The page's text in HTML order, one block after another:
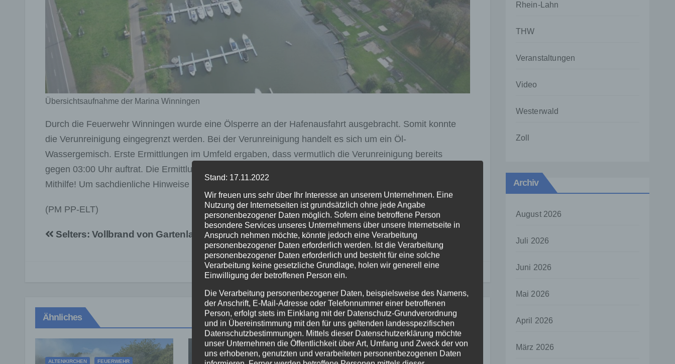
Übersichtsaufnahme der Marina Winningen
Durch die Feuerwehr Winningen wurde eine Ölsperre an der Hafenausfahrt ausgebracht. Somit konnte
die Verunreinigung eingegrenzt werden. Bei der Verunreinigung handelt es sich um ein Öl-
Wassergemisch. Erste Ermittlungen im Umfeld ergaben, dass vermutlich die Verunreinigung bereits
gegen 03:00 Uhr auftrat. Die Ermittlungen nach dem Verursacher dauern an. Die WSP Koblenz bittet um
Mithilfe! Um sachdienliche Hinweise zum Tathergang oder zu Tatverdächtigen wird gebeten.
(PM PP-ELT)
Beitragsnavigation Drei Anzeigen wegen Umparken eines Autos
Selters: Vollbrand von Gartenlaube
Ähnliches
ALTENKIRCHEN FEUERWEHR FEUERWEHR NEUWIED POLIZEI
Rhein-Lahn
THW
Veranstaltungen
Video
Westerwald
Zoll
Archiv
August 2026
Juli 2026
Juni 2026
Mai 2026
April 2026
März 2026
Stand: 17.11.2022
Wir freuen uns sehr über Ihr Interesse an unserem Unternehmen. Eine
Nutzung der Internetseiten ist grundsätzlich ohne jede Angabe
personenbezogener Daten möglich. Sofern eine betroffene Person
besondere Services unseres Unternehmens über unsere Internetseite in
Anspruch nehmen möchte, könnte jedoch eine Verarbeitung
personenbezogener Daten erforderlich werden. Ist die Verarbeitung
personenbezogener Daten erforderlich und besteht für eine solche
Verarbeitung keine gesetzliche Grundlage, holen wir generell eine
Einwilligung der betroffenen Person ein.
Die Verarbeitung personenbezogener Daten, beispielsweise des Namens,
der Anschrift, E-Mail-Adresse oder Telefonnummer einer betroffenen
Person, erfolgt stets im Einklang mit der Datenschutz-Grundverordnung
und in Übereinstimmung mit den für uns geltenden landesspezifischen
Datenschutzbestimmungen. Mittels dieser Datenschutzerklärung möchte
unser Unternehmen die Öffentlichkeit über Art, Umfang und Zweck der von
uns erhobenen, genutzten und verarbeiteten personenbezogenen Daten